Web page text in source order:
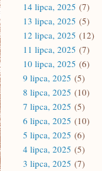
14 lipca, 2025 (7)
13 lipca, 2025 (5)
12 lipca, 2025 (12)
11 lipca, 2025 (7)
10 lipca, 2025 (6)
9 lipca, 2025 (5)
8 lipca, 2025 (10)
7 lipca, 2025 (5)
6 lipca, 2025 (10)
5 lipca, 2025 (6)
4 lipca, 2025 (5)
3 lipca, 2025 (7)